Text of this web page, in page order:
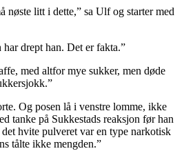
nøste litt i dette,” sa Ulf og starter med
drept han. Det er fakta.”
med altfor mye sukker, men døde
Og posen lå i venstre lomme, ikke
tanke på Sukkestads reaksjon før han
hvite pulveret var en type narkotisk
tålte ikke mengden.”